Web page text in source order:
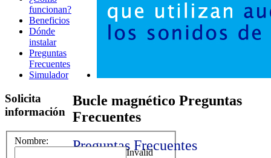
Bucle magnético Preguntas
Frecuentes
Preguntas Frecuentes
funcionan?
Beneficios
Dónde
instalar
Preguntas
Frecuentes
Simulador
Solicita
información
Nombre:
Invalid